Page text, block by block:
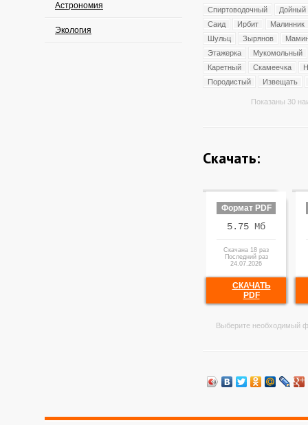
Астрономия
Экология
Спиртоводочный
Дойный
Саид
Ирбит
Малинник
Шульц
Зырянов
Этажерка
Мукомольный
Каретный
Скамеечка
Породистый
Извещать
Показаны 30
Скачать:
Формат PDF
5.75 Мб
Скачана 18 раз
Последний раз
24.07.2026
СКАЧАТЬ
PDF
Выберите необходимый